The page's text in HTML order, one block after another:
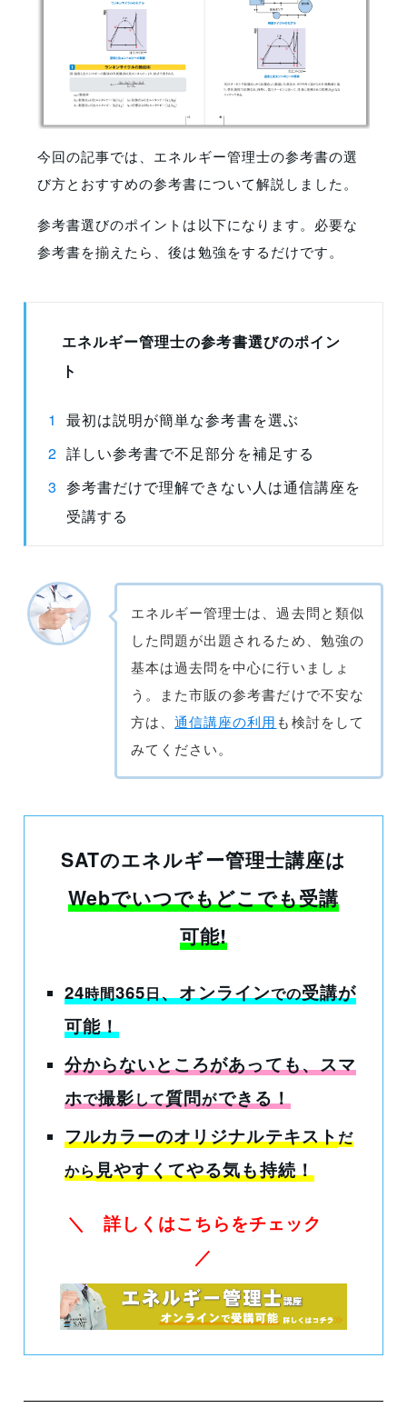
今回の記事では、エネルギー管理士の参考書の選
び方とおすすめの参考書について解説しました。
参考書選びのポイントは以下になります。必要な
参考書を揃えたら、後は勉強をするだけです。
エネルギー管理士の参考書選びのポイン
ト
最初は説明が簡単な参考書を選ぶ
詳しい参考書で不足部分を補足する
参考書だけで理解できない人は通信講座を
受講する
エネルギー管理士は、過去問と類似
した問題が出題されるため、勉強の
基本は過去問を中心に行いましょ
う。また市販の参考書だけで不安な
方は、通信講座の利用 も検討をして
みてください。
SATのエネルギー管理士講座は
Webでいつでもどこでも受講
可能!
24時間365日、オンラインでの受講が
可能！
分からないところがあっても、スマ
ホで撮影して質問ができる！
フルカラーのオリジナルテキストだ
から見やすくてやる気も持続！
＼ 詳しくはこちらをチェック
／